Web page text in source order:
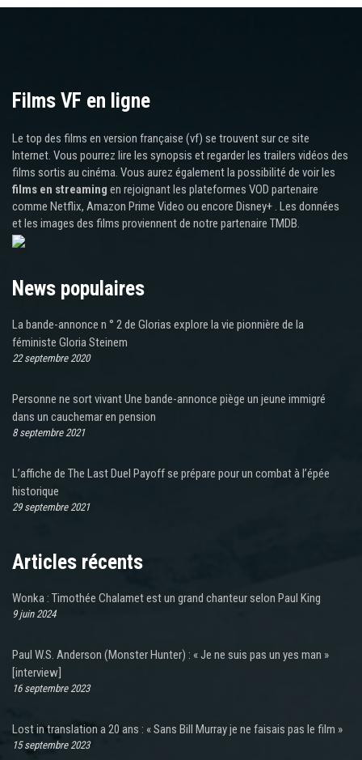
Films VF en ligne
Le top des films en version française (vf) se trouvent sur ce site
Internet. Vous pourrez lire les synopsis et regarder les trailers vidéos des
films sortis au cinéma. Vous aurez également la possibilité de voir les
films en streaming en rejoignant les plateformes VOD partenaire
comme Netflix, Amazon Prime Video ou encore Disney+ . Les données
et les images des films proviennent de notre partenaire TMDB.
News populaires
La bande-annonce n ° 2 de Glorias explore la vie pionnière de la
féministe Gloria Steinem
22 septembre 2020
Personne ne sort vivant Une bande-annonce piège un jeune immigré
dans un cauchemar en pension
8 septembre 2021
L’affiche de The Last Duel Payoff se prépare pour un combat à l’épée
historique
29 septembre 2021
Articles récents
Wonka : Timothée Chalamet est un grand chanteur selon Paul King
9 juin 2024
Paul W.S. Anderson (Monster Hunter) : « Je ne suis pas un yes man »
[interview]
16 septembre 2023
Lost in translation a 20 ans : « Sans Bill Murray je ne faisais pas le film »
15 septembre 2023